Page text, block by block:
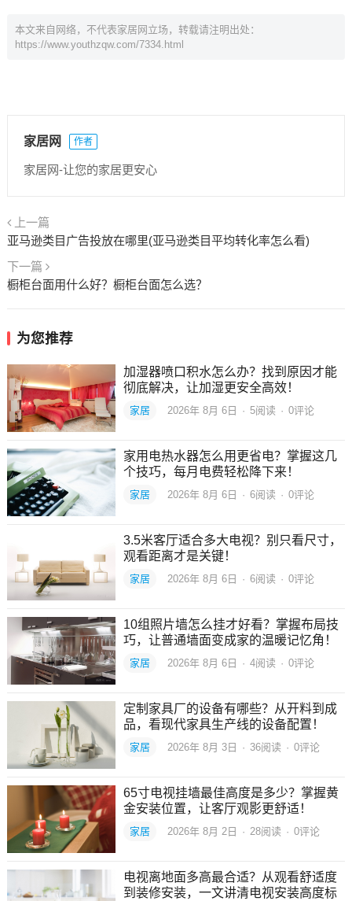
本文来自网络，不代表家居网立场，转载请注明出处：
https://www.youthzqw.com/7334.html
家居网 作者
家居网-让您的家居更安心
上一篇
亚马逊类目广告投放在哪里(亚马逊类目平均转化率怎么看)
下一篇
橱柜台面用什么好？橱柜台面怎么选？
为您推荐
加湿器喷口积水怎么办？找到原因才能
彻底解决，让加湿更安全高效！
家居 2026年 8月 6日 · 5阅读 · 0评论
家用电热水器怎么用更省电？掌握这几
个技巧，每月电费轻松降下来！
家居 2026年 8月 6日 · 6阅读 · 0评论
3.5米客厅适合多大电视？别只看尺寸，
观看距离才是关键！
家居 2026年 8月 6日 · 6阅读 · 0评论
10组照片墙怎么挂才好看？掌握布局技
巧，让普通墙面变成家的温暖记忆角！
家居 2026年 8月 6日 · 4阅读 · 0评论
定制家具厂的设备有哪些？从开料到成
品，看现代家具生产线的设备配置！
家居 2026年 8月 3日 · 36阅读 · 0评论
65寸电视挂墙最佳高度是多少？掌握黄
金安装位置，让客厅观影更舒适！
家居 2026年 8月 2日 · 28阅读 · 0评论
电视离地面多高最合适？从观看舒适度
到装修安装，一文讲清电视安装高度标